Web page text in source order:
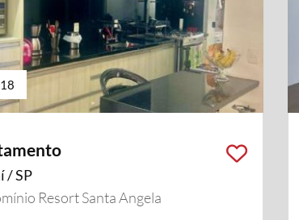
/ SP
Resort Santa Angela